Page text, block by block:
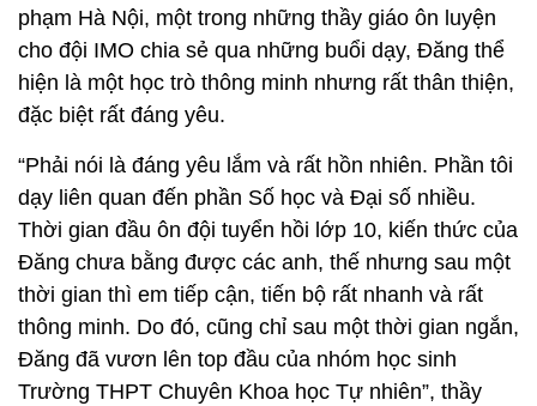
phạm Hà Nội, một trong những thầy giáo ôn luyện
cho đội IMO chia sẻ qua những buổi dạy, Đăng thể
hiện là một học trò thông minh nhưng rất thân thiện,
đặc biệt rất đáng yêu.
“Phải nói là đáng yêu lắm và rất hồn nhiên. Phần tôi
dạy liên quan đến phần Số học và Đại số nhiều.
Thời gian đầu ôn đội tuyển hồi lớp 10, kiến thức của
Đăng chưa bằng được các anh, thế nhưng sau một
thời gian thì em tiếp cận, tiến bộ rất nhanh và rất
thông minh. Do đó, cũng chỉ sau một thời gian ngắn,
Đăng đã vươn lên top đầu của nhóm học sinh
Trường THPT Chuyên Khoa học Tự nhiên”, thầy